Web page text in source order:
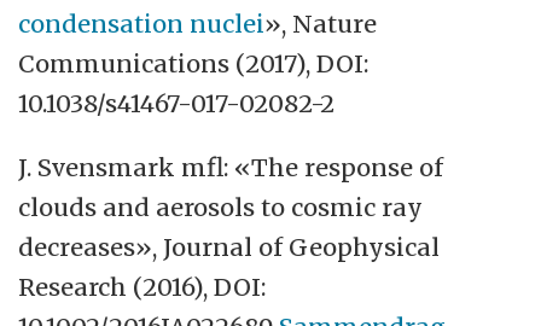
condensation nuclei», Nature
Communications (2017), DOI:
10.1038/s41467-017-02082-2
J. Svensmark mfl: «The response of
clouds and aerosols to cosmic ray
decreases», Journal of Geophysical
Research (2016), DOI: